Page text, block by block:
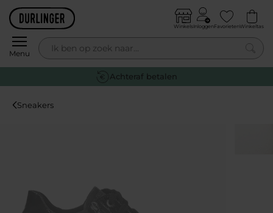
Skip to content
Menu
WinkelsInloggenFavorietenWinkeltas
0
Achteraf betalen
Sneakers